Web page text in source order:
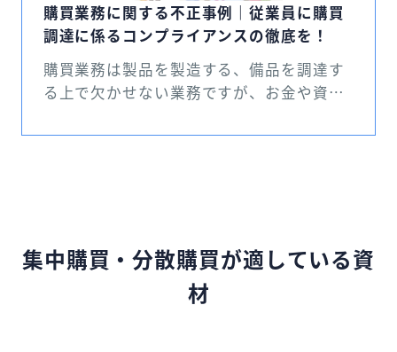
購買業務に関する不正事例｜従業員に購買
調達に係るコンプライアンスの徹底を！
購買業務は製品を製造する、備品を調達す
る上で欠かせない業務ですが、お金や資材
かし、具体的にどのような不正が発生し得
要因、購買リスクへの対策方法について解
説します。 購買業務の不正事例を知ること
で自社の不正対策の参考になるため、ぜひ
集中購買・分散購買が適している資
材